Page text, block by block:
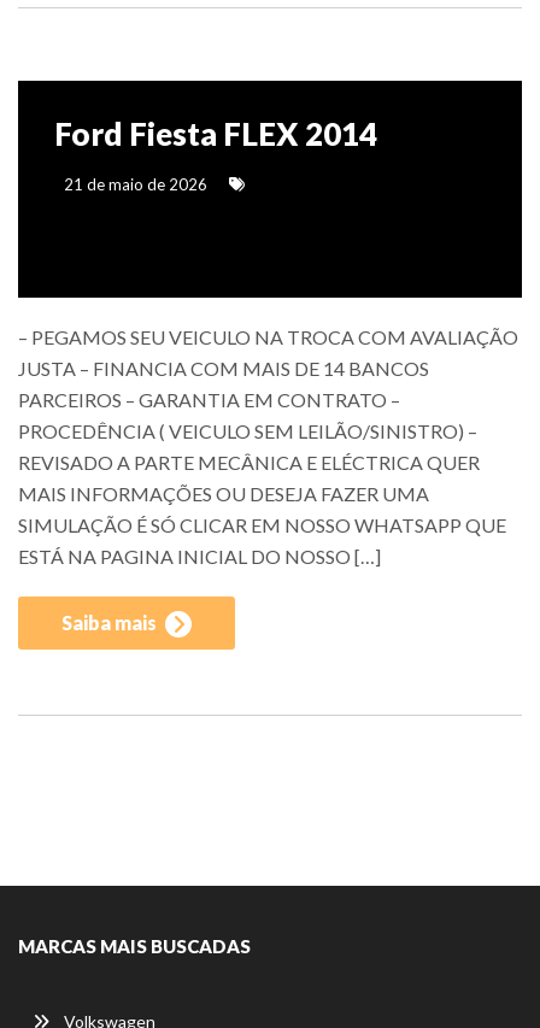
Ford Fiesta FLEX 2014
21 de maio de 2026
– PEGAMOS SEU VEICULO NA TROCA COM AVALIAÇÃO
JUSTA – FINANCIA COM MAIS DE 14 BANCOS
PARCEIROS – GARANTIA EM CONTRATO –
PROCEDÊNCIA ( VEICULO SEM LEILÃO/SINISTRO) –
REVISADO A PARTE MECÂNICA E ELÉCTRICA QUER
MAIS INFORMAÇÕES OU DESEJA FAZER UMA
SIMULAÇÃO É SÓ CLICAR EM NOSSO WHATSAPP QUE
ESTÁ NA PAGINA INICIAL DO NOSSO […]
Saiba mais
MARCAS MAIS BUSCADAS
Volkswagen